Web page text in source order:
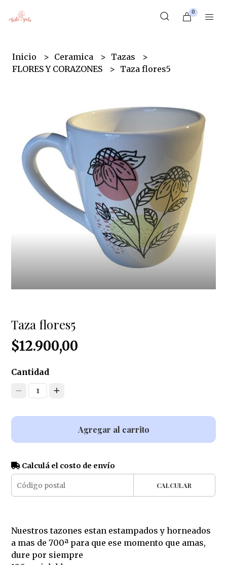
0
Inicio Ceramica
Tazas
FLORES Y CORAZONES
Taza flores5
Taza flores5
$12.900,00
Cantidad
1
Agregar al carrito
Calculá el costo de envío
CALCULAR
Nuestros tazones estan estampados y horneados
a mas de 700ª para que ese momento que amas,
dure por siempre